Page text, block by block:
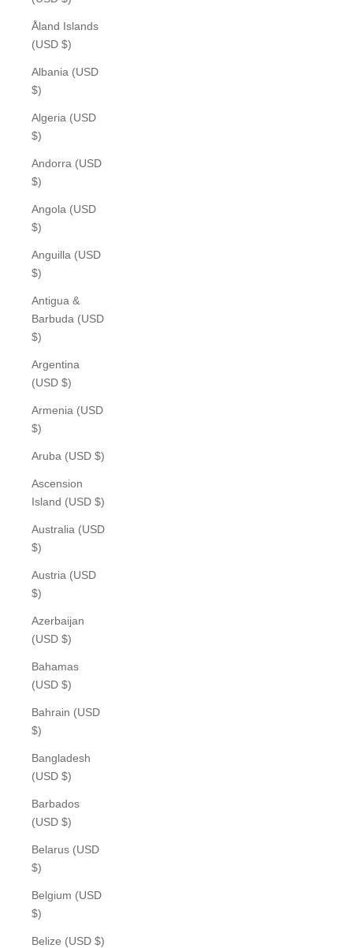
Åland Islands
(USD $)
Albania (USD
$)
Algeria (USD
$)
Andorra (USD
$)
Angola (USD
$)
Anguilla (USD
$)
Antigua &
Barbuda (USD
$)
Argentina
(USD $)
Armenia (USD
$)
Aruba (USD $)
Ascension
Island (USD $)
Australia (USD
$)
Austria (USD
$)
Azerbaijan
(USD $)
Bahamas
(USD $)
Bahrain (USD
$)
Bangladesh
(USD $)
Barbados
(USD $)
Belarus (USD
$)
Belgium (USD
$)
Belize (USD $)